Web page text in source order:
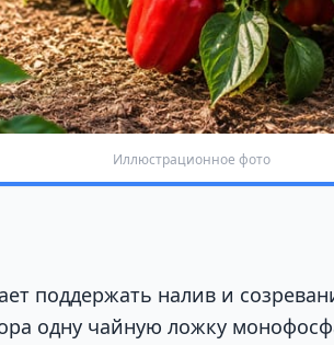
Иллюстрационное фото
поддержать налив и
одну чайную ложку